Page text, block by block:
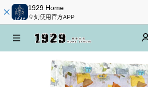
1929 Home
立刻使用官方APP